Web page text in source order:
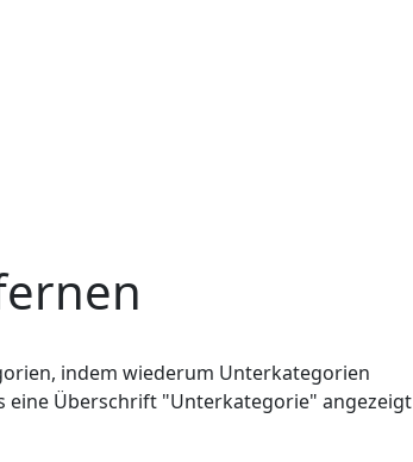
indem wiederum Unterkategorien
eine Überschrift "Unterkategorie" angezeigt